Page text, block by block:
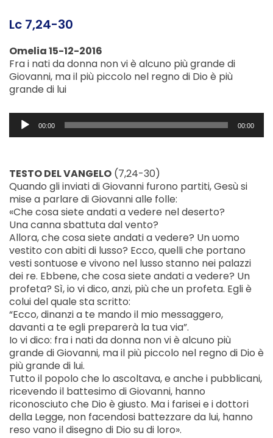
Lc 7,24-30
Omelia 15-12-2016
Fra i nati da donna non vi è alcuno più grande di
Giovanni, ma il più piccolo nel regno di Dio è più
grande di lui
Audio
Player00:00 00:00
TESTO DEL VANGELO (7,24-30)
Quando gli inviati di Giovanni furono partiti, Gesù si
mise a parlare di Giovanni alle folle:
«Che cosa siete andati a vedere nel deserto?
Una canna sbattuta dal vento?
Allora, che cosa siete andati a vedere? Un uomo
vestito con abiti di lusso? Ecco, quelli che portano
vesti sontuose e vivono nel lusso stanno nei palazzi
dei re. Ebbene, che cosa siete andati a vedere? Un
profeta? Sì, io vi dico, anzi, più che un profeta. Egli è
colui del quale sta scritto:
“Ecco, dinanzi a te mando il mio messaggero,
davanti a te egli preparerà la tua via”.
Io vi dico: fra i nati da donna non vi è alcuno più
grande di Giovanni, ma il più piccolo nel regno di Dio è
più grande di lui.
Tutto il popolo che lo ascoltava, e anche i pubblicani,
ricevendo il battesimo di Giovanni, hanno
riconosciuto che Dio è giusto. Ma i farisei e i dottori
della Legge, non facendosi battezzare da lui, hanno
reso vano il disegno di Dio su di loro».